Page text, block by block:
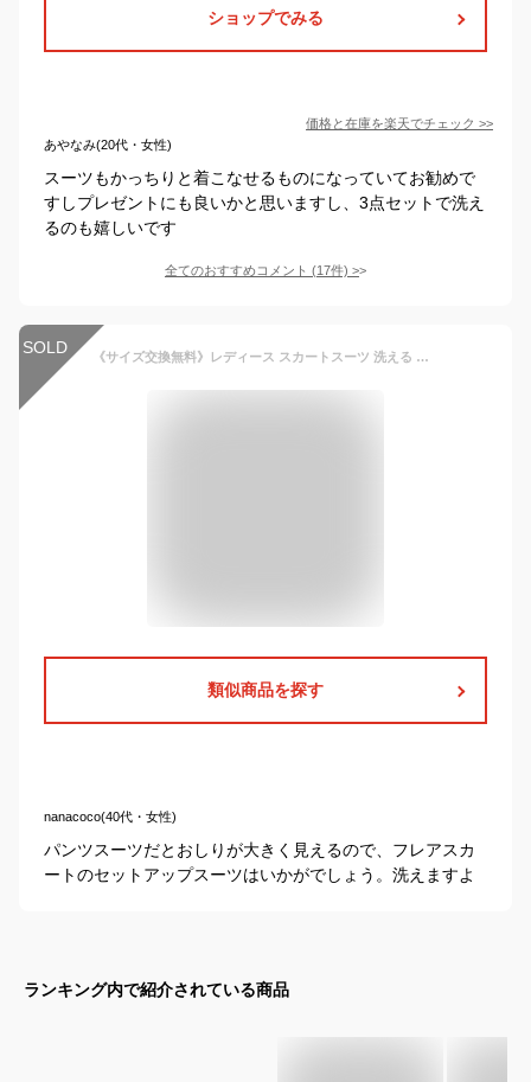
ショップでみる
価格と在庫を楽天でチェック >>
あやなみ(20代・女性)
スーツもかっちりと着こなせるものになっていてお勧めで
すしプレゼントにも良いかと思いますし、3点セットで洗え
るのも嬉しいです
全てのおすすめコメント (17件) >
SOLD 《サイズ交換無料》レディース スカートスーツ 洗える ストレッチ ウール調 ラップ風 セミフレア キーネックジャケット 大きいサイズ S-8L ニッセン 7days
類似商品を探す
nanacoco(40代・女性)
パンツスーツだとおしりが大きく見えるので、フレアスカ
ートのセットアップスーツはいかがでしょう。洗えますよ
ランキング内で紹介されている商品